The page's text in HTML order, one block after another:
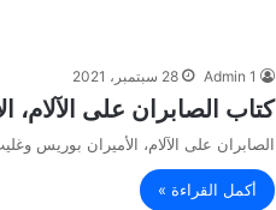
Admin 1 28 سبتمبر، 2021
كتاب الصابران على
الصابران على الآلام، الأميران بوريس
أكمل القراءة »